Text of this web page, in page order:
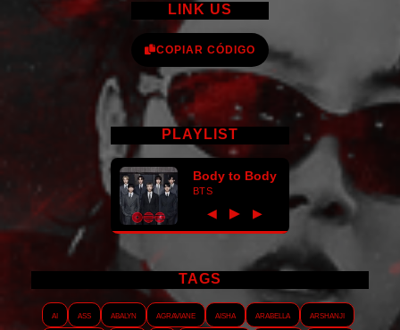
LINK US
COPIAR CÓDIGO
PLAYLIST
Body to Body
BTS
◀ ► ▶
TAGS
AI ASS Abalyn Agraviane Aisha Arabella Arshanji